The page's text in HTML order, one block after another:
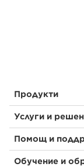
Продукти
Услуги и
Помощ и
Обучение и